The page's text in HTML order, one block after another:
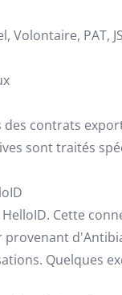
Volontaire, PAT,
des contrats
sont traités
Cette
Quelques